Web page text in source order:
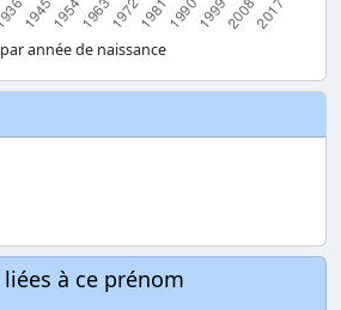
par année de naissance
à ce prénom